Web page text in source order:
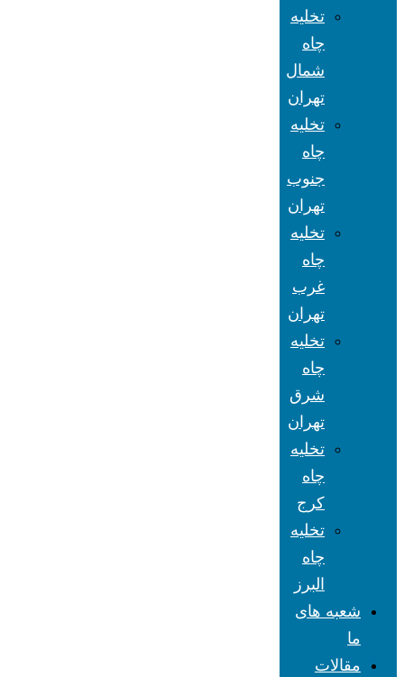
تخلیه
چاه
شمال
تهران
تخلیه
چاه
جنوب
تهران
تخلیه
چاه
غرب
تهران
تخلیه
چاه
شرق
تهران
تخلیه
چاه
کرج
تخلیه
چاه
البرز
شعبه های
ما
مقالات